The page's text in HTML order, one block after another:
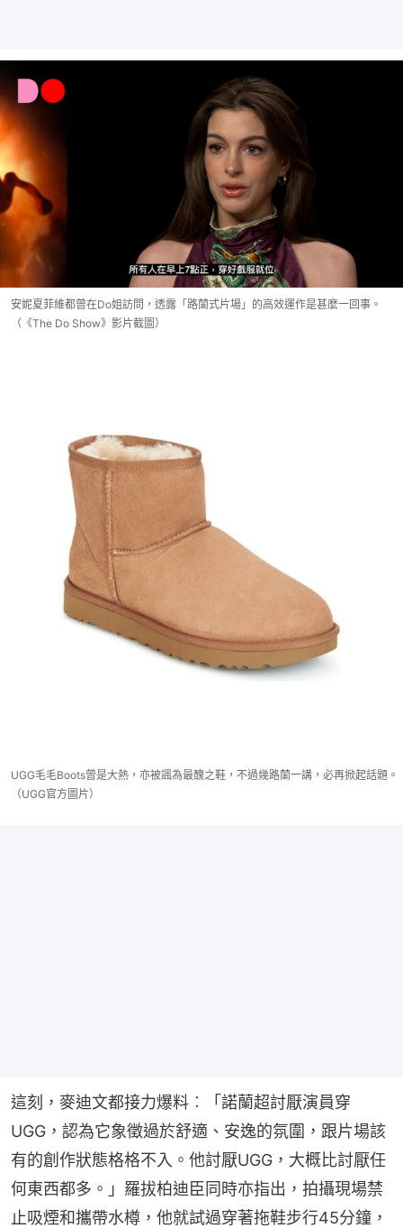
安妮夏菲維都曾在Do姐訪問，透露「路蘭式片場」的高效運作是甚麼一回事。
（《The Do Show》影片截圖）
UGG毛毛Boots曾是大熱，亦被諷為最醜之鞋，不過幾路蘭一講，必再掀起話題。
（UGG官方圖片）
這刻，麥迪文都接力爆料︰「諾蘭超討厭演員穿
UGG，認為它象徵過於舒適、安逸的氛圍，跟片場該
有的創作狀態格格不入。他討厭UGG，大概比討厭任
何東西都多。」羅拔柏迪臣同時亦指出，拍攝現場禁
止吸煙和攜帶水樽，他就試過穿著拖鞋步行45分鐘，